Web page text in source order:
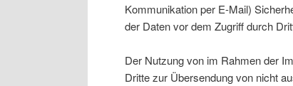
Kommunikation per E-Mail)
der Daten vor dem Zugriff durch
Der Nutzung von im Rahmen der
Dritte zur Übersendung von nicht